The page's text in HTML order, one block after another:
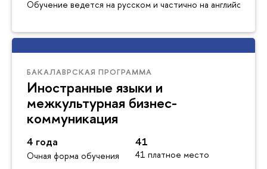
Обучение ведется на русском и частично на английском
БАКАЛАВРСКАЯ ПРОГРАММА
Иностранные языки и
межкультурная бизнес-
коммуникация
4 года
Очная форма обучения
41
41 платное место